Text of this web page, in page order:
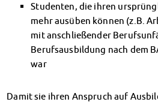
Impressum
Datenschutzerklärung
Erklärung zur Barrierefreiheit
Studenten, die ihren
mehr ausüben können (z.B.
mit anschließender
Berufsausbildung nach dem
war
Damit sie ihren Anspruch auf